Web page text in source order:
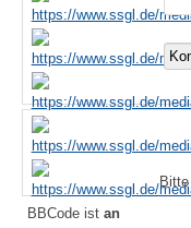
BBCode ist an